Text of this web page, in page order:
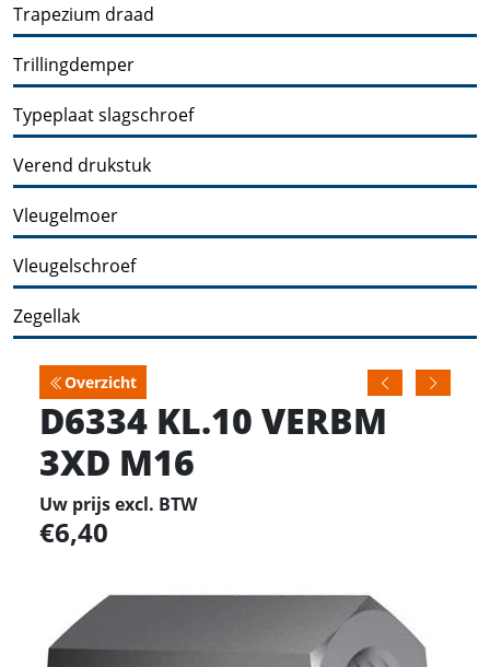
Trapezium draad
Trillingdemper
Typeplaat slagschroef
Verend drukstuk
Vleugelmoer
Vleugelschroef
Zegellak
Overzicht
D6334 KL.10 VERBM
3XD M16
Uw prijs excl. BTW
6,40